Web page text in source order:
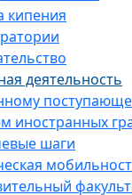
кипения
деятельность
иностранных
шаги